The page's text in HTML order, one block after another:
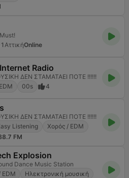
1 ΑττικήOnline
Radio
ΔΕΝ ΣΤΑΜΑΤΑΕΙ ΠΟΤΕ !!!!!!
00s 4
ΔΕΝ ΣΤΑΜΑΤΑΕΙ ΠΟΤΕ !!!!!!
Listening
Χορός / EDM
FM
Explosion
Dance Music Station
EDM
Ηλεκτρονική μουσική